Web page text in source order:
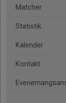
Matcher
Statistik
Kalender
Kontakt